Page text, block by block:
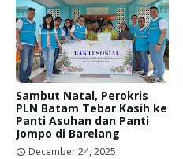
Sambut Natal, Perokris
PLN Batam Tebar Kasih ke
Panti Asuhan dan Panti
Jompo di Barelang
December 24, 2025